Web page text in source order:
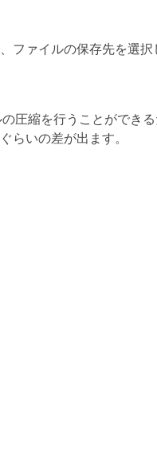
ファイルの保存先を選択
圧縮を行うことができる
らいの差が出ます。